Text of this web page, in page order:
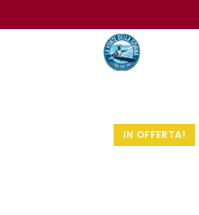
IN OFFERTA!